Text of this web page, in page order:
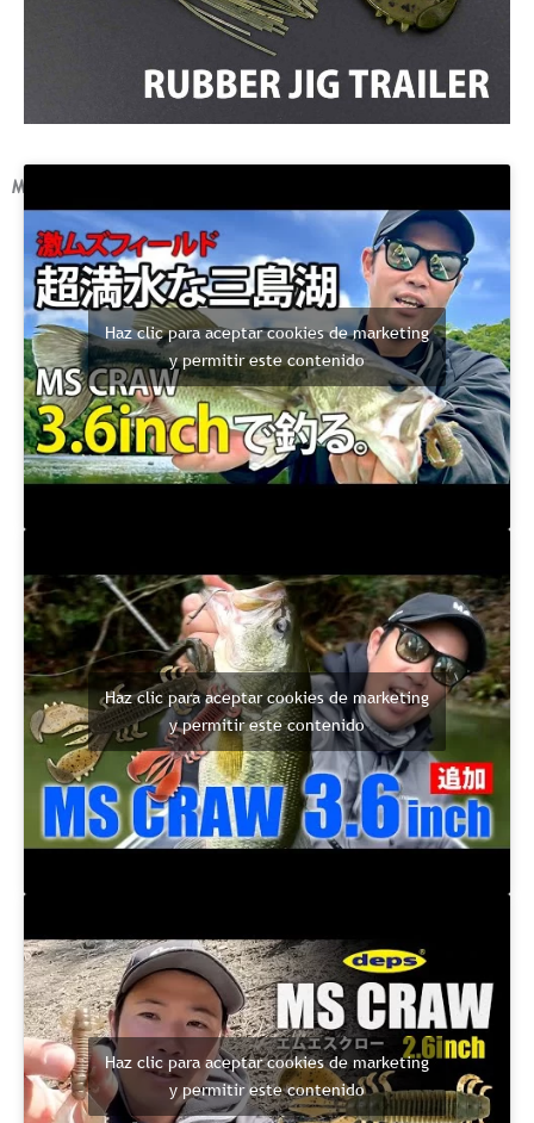
MOVIE
Haz clic para aceptar cookies de marketing
y permitir este contenido
Haz clic para aceptar cookies de marketing
y permitir este contenido
Haz clic para aceptar cookies de marketing
y permitir este contenido